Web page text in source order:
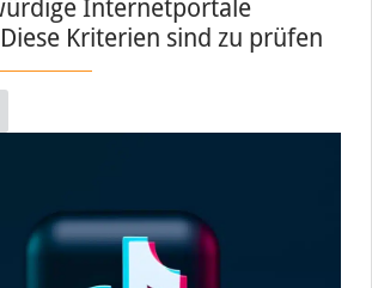
Internetportale
Kriterien sind zu prüfen